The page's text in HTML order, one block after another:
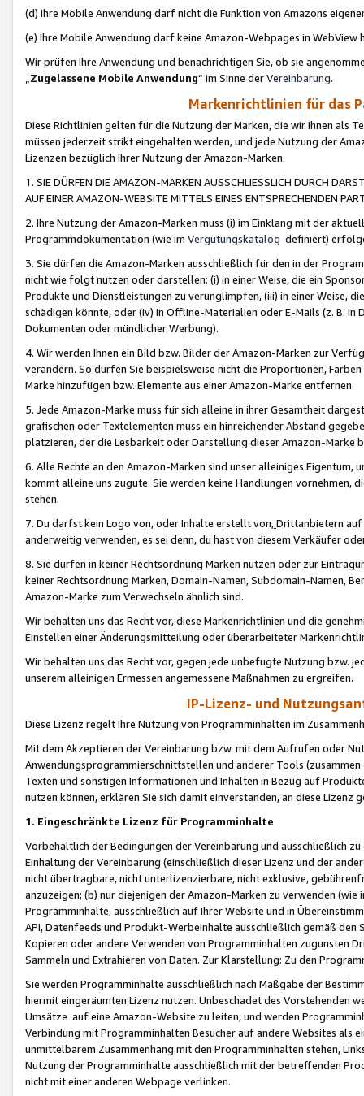
(d) Ihre Mobile Anwendung darf nicht die Funktion von Amazons
(e) Ihre Mobile Anwendung darf keine Amazon-Webpages in WebView
Wir prüfen Ihre Anwendung und benachrichtigen Sie, ob sie
„Zugelassene Mobile Anwendung“ im Sinne derVereinbarung.
Markenrichtlinien für das
Diese Richtlinien gelten für die Nutzung der Marken, die wir Ihnen als
müssen jederzeit strikt eingehalten werden, und jede Nutzung der
Lizenzen bezüglich Ihrer Nutzung der Amazon-Marken.
1. SIE DÜRFEN DIE AMAZON-MARKEN AUSSCHLIESSLICH DURCH
AUF EINER AMAZON-WEBSITE MITTELS EINES ENTSPRECHENDEN
2. Ihre Nutzung der Amazon-Marken muss (i) im Einklang mit der
Programmdokumentation (wie im Vergütungskatalog definiert)
3. Sie dürfen die Amazon-Marken ausschließlich für den in der
nicht wie folgt nutzen oder darstellen: (i) in einer Weise, die ein
Produkte und Dienstleistungen zu verunglimpfen, (iii) in einer Weise,
schädigen könnte, oder (iv) in Offline-Materialien oder E-Mails (z. B. in
Dokumenten oder mündlicher Werbung).
4. Wir werden Ihnen ein Bild bzw. Bilder der Amazon-Marken zur
verändern. So dürfen Sie beispielsweise nicht die Proportionen,
Marke hinzufügen bzw. Elemente aus einer Amazon-Marke entfernen.
5. Jede Amazon-Marke muss für sich alleine in ihrer Gesamtheit
grafischen oder Textelementen muss ein hinreichender Abstand
platzieren, der die Lesbarkeit oder Darstellung dieser Amazon-Marke
6. Alle Rechte an den Amazon-Marken sind unser alleiniges
kommt alleine uns zugute. Sie werden keine Handlungen vornehmen,
stehen.
7. Du darfst kein Logo von, oder Inhalte erstellt von,Drittanbietern auf
anderweitig verwenden, es sei denn, du hast von diesem Verkäufer
8. Sie dürfen in keiner Rechtsordnung Marken nutzen oder zur
keiner Rechtsordnung Marken, Domain-Namen, Subdomain-Namen,
Amazon-Marke zum Verwechseln ähnlich sind.
Wir behalten uns das Recht vor, diese Markenrichtlinien und die
Einstellen einer Änderungsmitteilung oder überarbeiteter
Wir behalten uns das Recht vor, gegen jede unbefugte Nutzung bzw.
unserem alleinigen Ermessen angemessene Maßnahmen zu ergreifen.
IP-Lizenz- und
Diese Lizenz regelt Ihre Nutzung von Programminhalten im
Mit dem Akzeptieren der Vereinbarung bzw. mit dem Aufrufen oder
Anwendungsprogrammierschnittstellen und anderer Tools (zusammen
Texten und sonstigen Informationen und Inhalten in Bezug auf
nutzen können, erklären Sie sich damit einverstanden, an diese Lizenz
1. Eingeschränkte Lizenz für Programminhalte
Vorbehaltlich der Bedingungen der Vereinbarung und ausschließlich
Einhaltung der Vereinbarung (einschließlich dieser Lizenz und der
nicht übertragbare, nicht unterlizenzierbare, nicht exklusive,
anzuzeigen; (b) nur diejenigen der Amazon-Marken zu verwenden
Programminhalte, ausschließlich auf Ihrer Website und in
API, Datenfeeds und Produkt-Werbeinhalte ausschließlich gemäß
Kopieren oder andere Verwenden von Programminhalten zugunsten
Sammeln und Extrahieren von Daten. Zur Klarstellung: Zu den
Sie werden Programminhalte ausschließlich nach Maßgabe der
hiermit eingeräumten Lizenz nutzen. Unbeschadet des Vorstehenden
Umsätze auf eine Amazon-Website zu leiten, und werden
Verbindung mit Programminhalten Besucher auf andere Websites als
unmittelbarem Zusammenhang mit den Programminhalten stehen,
Nutzung der Programminhalte ausschließlich mit der betreffenden
nicht mit einer anderen Webpage verlinken.